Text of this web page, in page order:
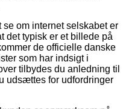
om internet selskabet er
det typisk er et billede på
de officielle danske
som har indsigt i
tilbydes du anledning til
udsættes for udfordringer